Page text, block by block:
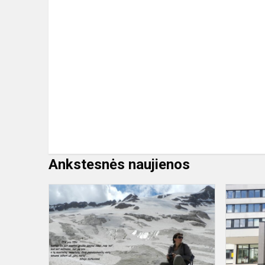
Ankstesnės naujienos
Kviečiame
į
parodą